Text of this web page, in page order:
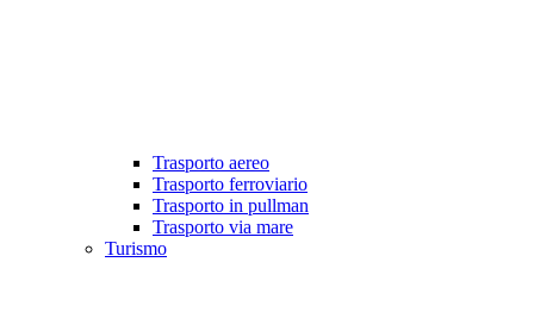
Trasporto aereo
Trasporto ferroviario
Trasporto in pullman
Trasporto via mare
Turismo